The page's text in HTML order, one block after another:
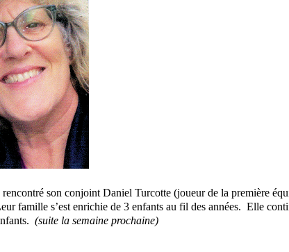
son conjoint Daniel Turcotte (joueur de la première
famille s’est enrichie de 3 enfants au fil des années. Elle
(suite la semaine prochaine)